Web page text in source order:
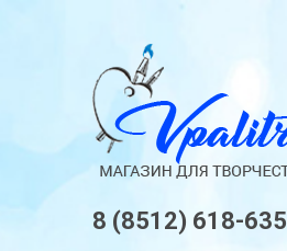
8 (8512) 618-635